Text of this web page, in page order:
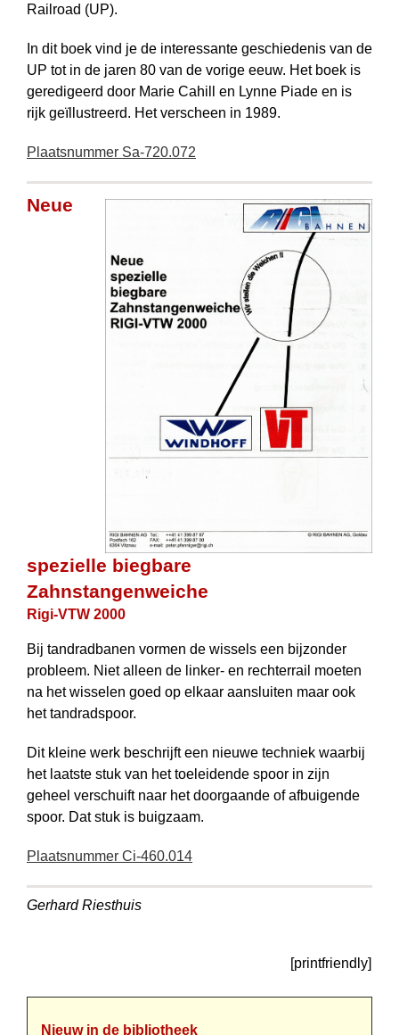
Railroad (UP).
In dit boek vind je de interessante geschiedenis van de
UP tot in de jaren 80 van de vorige eeuw. Het boek is
geredi­geerd door Marie Cahill en Lynne Piade en is
rijk geïllustreerd. Het verscheen in 1989.
Plaatsnummer Sa-720.072
Neue
spezielle biegbare
Zahnstangenweiche
Rigi-VTW 2000
Bij tandradbanen vormen de wissels een bijzonder
probleem. Niet alleen de linker- en rechterrail moeten
na het wisselen goed op elkaar aansluiten maar ook
het tand­rad­spoor.
Dit kleine werk beschrijft een nieuwe techniek waarbij
het laatste stuk van het toeleidende spoor in zijn
geheel verschuift naar het doorgaande of afbuigende
spoor. Dat stuk is buigzaam.
Plaatsnummer Ci-460.014
Gerhard Riesthuis
[printfriendly]
Nieuw in de bibliotheek